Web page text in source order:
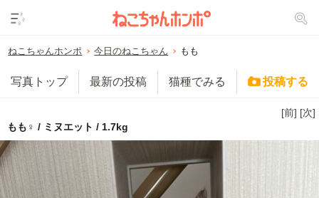
ねこちゃんホンポ 今日のねこちゃん もも
写真トップ 最新の投稿 猫種でみる 投稿する
[前] [次]
もも♀ / ミヌエット / 1.7kg